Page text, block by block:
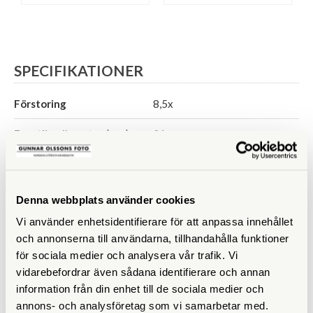
Denna webbplats använder cookies
Vi använder enhetsidentifierare för att anpassa innehållet
och annonserna till användarna, tillhandahålla funktioner
för sociala medier och analysera vår trafik. Vi
vidarebefordrar även sådana identifierare och annan
information från din enhet till de sociala medier och
annons- och analysföretag som vi samarbetar med.
SPECIFIKATIONER
Förstoring 8,5x
Frontlinsdiameter (mm) 21
Synfält (º)
Synfält på 1000 m
Närgräns (m) 0,5
Vattentät Väderskyddad